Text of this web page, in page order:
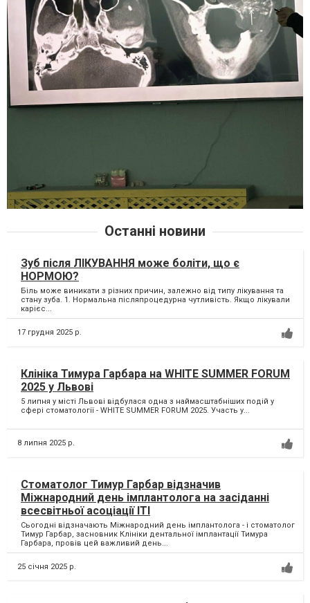
Останні новини
Зуб після ЛІКУВАННЯ може боліти, що є
НОРМОЮ?
Біль може виникати з різних причин, залежно від типу лікування та
стану зуба. 1. Нормальна післяпроцедурна чутливість. Якщо лікували
карієс...
17 грудня 2025 р.
Клініка Тимура Гарбара на WHITE SUMMER FORUM
2025 у Львові
5 липня у місті Львові відбулася одна з наймасштабніших подій у
сфері стоматології - WHITE SUMMER FORUM 2025. Участь у...
8 липня 2025 р.
Стоматолог Тимур Гарбар відзначив
Міжнародний день імплантолога на засіданні
всесвітньої асоціації ІТІ
Сьогодні відзначають Міжнародний день імплантолога - і стоматолог
Тимур Гарбар, засновник Клініки дентальної імплантації Тимура
Гарбара, провів цей важливий день...
25 січня 2025 р.